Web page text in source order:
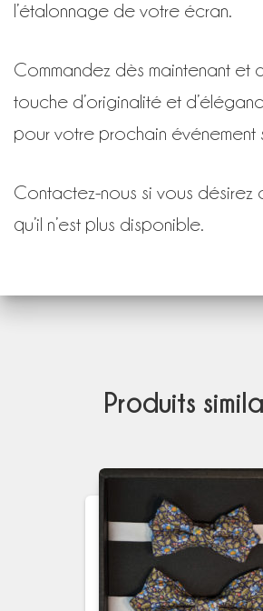
l’étalonnage de votre écran.
Commandez dès maintenant et
touche d’originalité et
pour votre prochain événement
Contactez-nous si vous désirez
qu’il n’est plus disponible.
Produits